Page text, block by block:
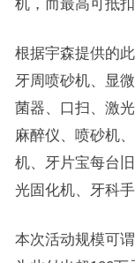
机，而最高可抵扣
根据宇森提供的
牙周喷砂机、显
菌器、口扫、激
麻醉仪、喷砂机
机、牙片宝每台
光固化机、牙科
本次活动规模可